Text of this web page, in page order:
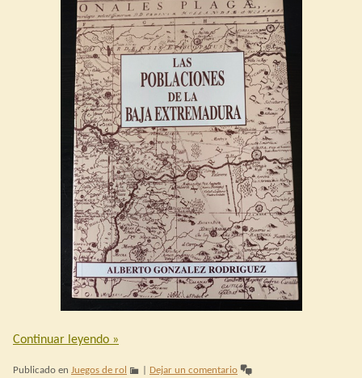
Continuar leyendo »
Publicado en Juegos de rol Dejar un comentario